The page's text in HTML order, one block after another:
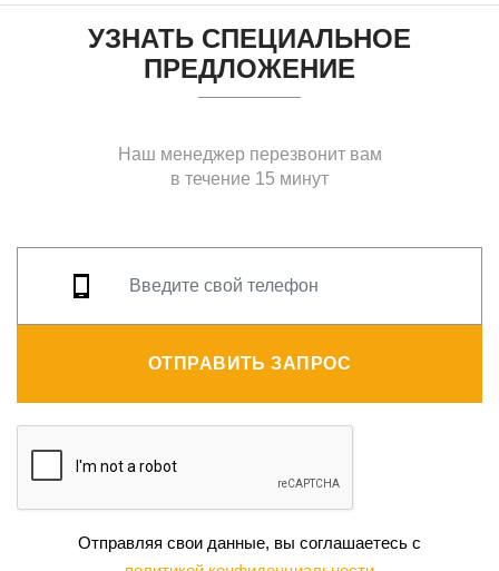
УЗНАТЬ СПЕЦИАЛЬНОЕ
ПРЕДЛОЖЕНИЕ
Наш менеджер перезвонит вам
в течение 15 минут
ОТПРАВИТЬ ЗАПРОС
Отправляя свои данные, вы соглашаетесь с